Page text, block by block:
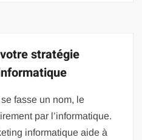
stratégie
fasse un nom, le
par l’informatique.
informatique aide à